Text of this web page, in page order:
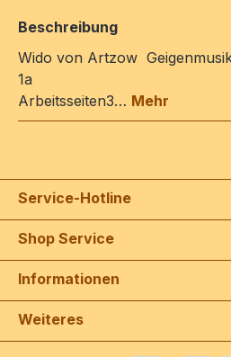
Beschreibung
Wido von Artzow
1a
Arbeitsseiten3… Mehr
Service-Hotline
Shop Service
Informationen
Weiteres